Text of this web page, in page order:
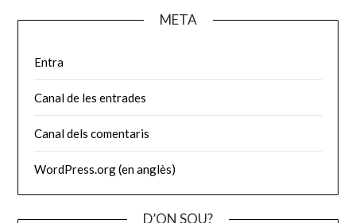
META
Entra
Canal de les entrades
Canal dels comentaris
WordPress.org (en anglès)
D’ON SOU?